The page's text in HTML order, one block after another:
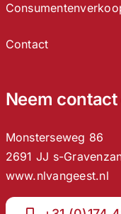
Contact
Neem contact
Monsterseweg 86
2691 JJ s-
www.nlvangeest.nl